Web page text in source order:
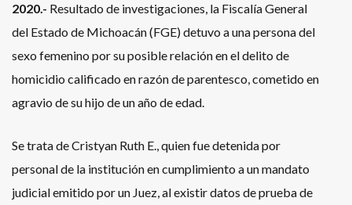
2020.- Resultado de investigaciones, la Fiscalía General
del Estado de Michoacán (FGE) detuvo a una persona del
sexo femenino por su posible relación en el delito de
homicidio calificado en razón de parentesco, cometido en
agravio de su hijo de un año de edad.
Se trata de Cristyan Ruth E., quien fue detenida por
personal de la institución en cumplimiento a un mandato
judicial emitido por un Juez, al existir datos de prueba de